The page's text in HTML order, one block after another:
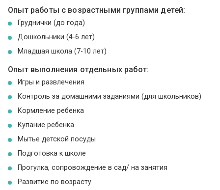
Опыт работы с возрастными группами детей:
Груднички (до года)
Дошкольники (4-6 лет)
Младшая школа (7-10 лет)
Опыт выполнения отдельных работ:
Игры и развлечения
Контроль за домашними заданиями (для школьников)
Кормление ребенка
Купание ребенка
Мытье детской посуды
Подготовка к школе
Прогулка, сопровождение в сад/ на занятия
Развитие по возрасту